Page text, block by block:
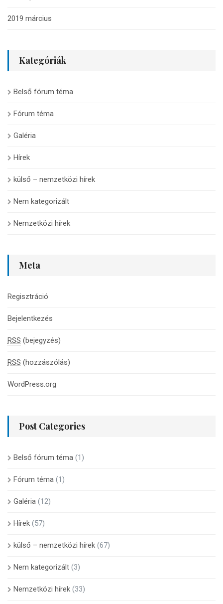
2019 március
Kategóriák
Belső fórum téma
Fórum téma
Galéria
Hírek
külső – nemzetközi hírek
Nem kategorizált
Nemzetközi hírek
Meta
Regisztráció
Bejelentkezés
RSS (bejegyzés)
RSS (hozzászólás)
WordPress.org
Post Categories
Belső fórum téma (1)
Fórum téma (1)
Galéria (12)
Hírek (57)
külső – nemzetközi hírek (67)
Nem kategorizált (3)
Nemzetközi hírek (33)